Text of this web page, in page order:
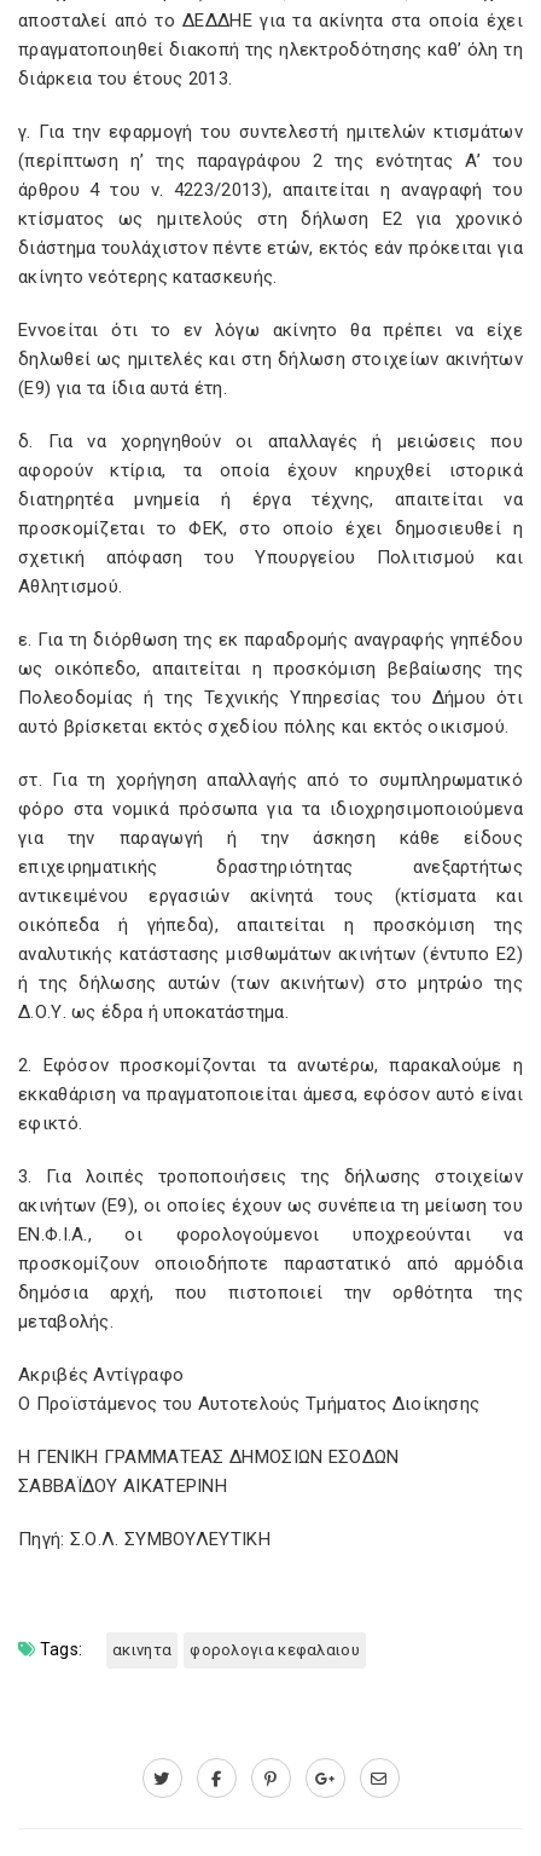
αποσταλεί από το ΔΕΔΔΗΕ για τα ακίνητα στα οποία έχει
πραγματοποιηθεί διακοπή της ηλεκτροδότησης καθ’ όλη τη
διάρκεια του έτους 2013.
γ. Για την εφαρμογή του συντελεστή ημιτελών κτισμάτων
(περίπτωση η’ της παραγράφου 2 της ενότητας Α’ του
άρθρου 4 του ν. 4223/2013), απαιτείται η αναγραφή του
κτίσματος ως ημιτελούς στη δήλωση Ε2 για χρονικό
διάστημα τουλάχιστον πέντε ετών, εκτός εάν πρόκειται για
ακίνητο νεότερης κατασκευής.
Εννοείται ότι το εν λόγω ακίνητο θα πρέπει να είχε
δηλωθεί ως ημιτελές και στη δήλωση στοιχείων ακινήτων
(Ε9) για τα ίδια αυτά έτη.
δ. Για να χορηγηθούν οι απαλλαγές ή μειώσεις που
αφορούν κτίρια, τα οποία έχουν κηρυχθεί ιστορικά
διατηρητέα μνημεία ή έργα τέχνης, απαιτείται να
προσκομίζεται το ΦΕΚ, στο οποίο έχει δημοσιευθεί η
σχετική απόφαση του Υπουργείου Πολιτισμού και
Αθλητισμού.
ε. Για τη διόρθωση της εκ παραδρομής αναγραφής γηπέδου
ως οικόπεδο, απαιτείται η προσκόμιση βεβαίωσης της
Πολεοδομίας ή της Τεχνικής Υπηρεσίας του Δήμου ότι
αυτό βρίσκεται εκτός σχεδίου πόλης και εκτός οικισμού.
στ. Για τη χορήγηση απαλλαγής από το συμπληρωματικό
φόρο στα νομικά πρόσωπα για τα ιδιοχρησιμοποιούμενα
για την παραγωγή ή την άσκηση κάθε είδους
επιχειρηματικής δραστηριότητας ανεξαρτήτως
αντικειμένου εργασιών ακίνητά τους (κτίσματα και
οικόπεδα ή γήπεδα), απαιτείται η προσκόμιση της
αναλυτικής κατάστασης μισθωμάτων ακινήτων (έντυπο Ε2)
ή της δήλωσης αυτών (των ακινήτων) στο μητρώο της
Δ.Ο.Υ. ως έδρα ή υποκατάστημα.
2. Εφόσον προσκομίζονται τα ανωτέρω, παρακαλούμε η
εκκαθάριση να πραγματοποιείται άμεσα, εφόσον αυτό είναι
εφικτό.
3. Για λοιπές τροποποιήσεις της δήλωσης στοιχείων
ακινήτων (Ε9), οι οποίες έχουν ως συνέπεια τη μείωση του
ΕΝ.Φ.Ι.Α., οι φορολογούμενοι υποχρεούνται να
προσκομίζουν οποιοδήποτε παραστατικό από αρμόδια
δημόσια αρχή, που πιστοποιεί την ορθότητα της
μεταβολής.
Ακριβές Αντίγραφο
Ο Προϊστάμενος του Αυτοτελούς Τμήματος Διοίκησης
Η ΓΕΝΙΚΗ ΓΡΑΜΜΑΤΕΑΣ ΔΗΜΟΣΙΩΝ ΕΣΟΔΩΝ
ΣΑΒΒΑΪΔΟΥ ΑΙΚΑΤΕΡΙΝΗ
Πηγή: Σ.Ο.Λ. ΣΥΜΒΟΥΛΕΥΤΙΚΗ
Tags: ακινητα φορολογια κεφαλαιου